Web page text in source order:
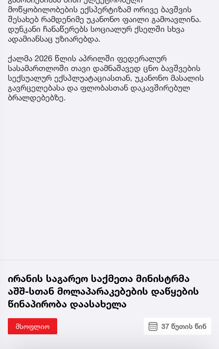
მოწყობილობების ექსპერტიზამ ორივე ბავშვის
შესახებ რამდენიმე უკანონო ფაილი გამოავლინა.
დუნკანი ჩანაწერებს სოციალურ ქსელში სხვა
ადამიანსაც უზიარებდა.
ქალმა 2026 წლის აპრილში ფედერალურ
სასამართლოში თავი დამნაშავედ ცნო ბავშვების
სექსუალურ ექსპლუატაციასთან, უკანონო მასალის
გავრცელებასა და ფლობასთან დაკავშირებულ
ბრალდებებზე.
ირანის საგარეო საქმეთა მინისტრმა
აშშ-სთან მოლაპარაკებების დაწყების
წინაპირობა დაასახელა
მსოფლიო 37 წუთის წინ